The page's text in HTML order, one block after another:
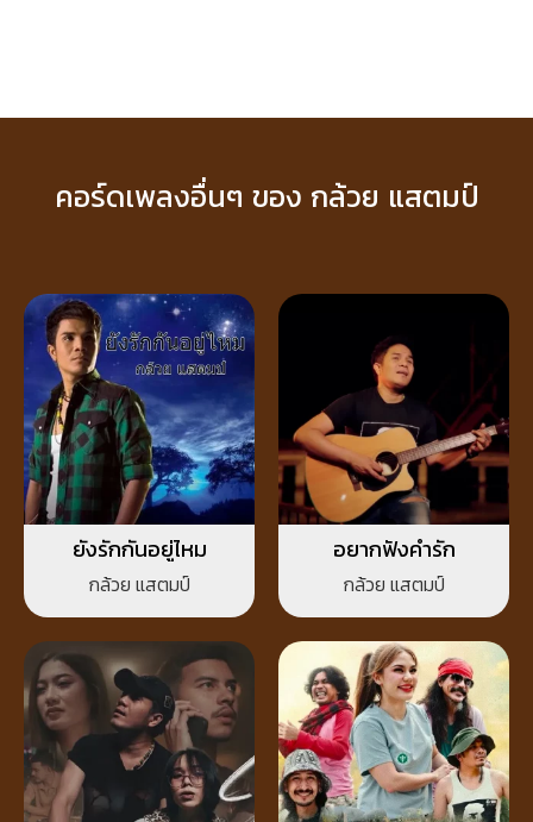
คอร์ดเพลงอื่นๆ ของ กล้วย แสตมป์
ยังรักกันอยู่ไหม
กล้วย แสตมป์
อยากฟังคำรัก
กล้วย แสตมป์